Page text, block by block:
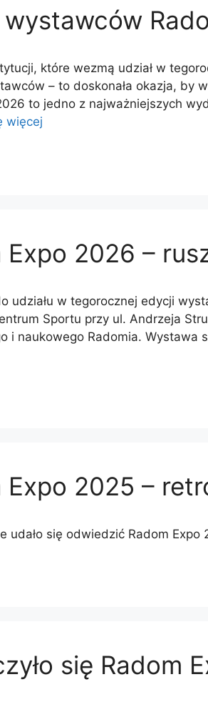
wystawców
które wezmą udział w
– to doskonała okazja, by
to jedno z najważniejszych
więcej
Expo 2026 –
udziału w tegorocznej edycji
Sportu przy ul. Andrzeja
i naukowego Radomia. Wystawa
Expo 2025 –
udało się odwiedzić Radom
się Radom